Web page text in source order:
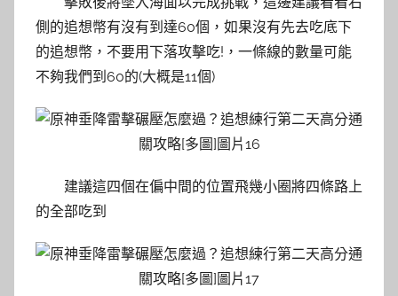
側的追想幣有沒有到達60個，如果沒有先去吃底下
的追想幣，不要用下落攻擊吃!，一條線的數量可能
不夠我們到60的(大概是11個)
建議這四個在偏中間的位置飛幾小圈將四條路上
的全部吃到